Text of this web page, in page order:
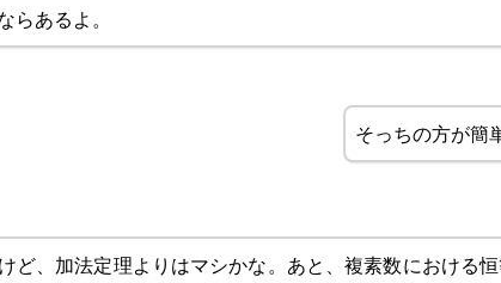
らあるよ。
そっちの方が簡
ど、加法定理よりはマシかな。あと、複素数における